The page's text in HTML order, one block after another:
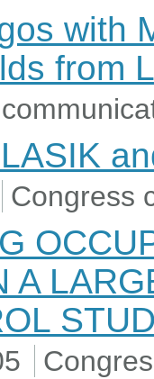
with
from
Congress
A